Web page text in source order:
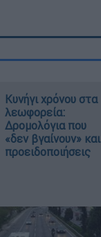
Κυνήγι χρόνου στα
λεωφορεία:
Δρομολόγια που
«δεν βγαίνουν» και
προειδοποιήσεις